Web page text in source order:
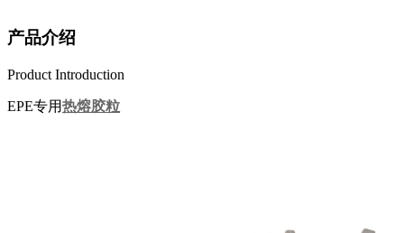
产品介绍
Product Introduction
EPE专用热熔胶粒